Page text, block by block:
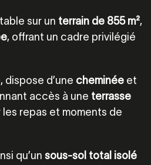
sur un terrain de 855 m²,
, offrant un cadre privilégié
dispose d’une cheminée et
accès à une terrasse
repas et moments de
qu’unsous-sol total isolé